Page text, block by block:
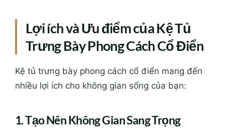
Lợi ích và Ưu điểm của Kệ Tủ
Trưng Bày Phong Cách Cổ Điển
Kệ tủ trưng bày phong cách cổ điển mang đến
nhiều lợi ích cho không gian sống của bạn:
1. Tạo Nên Không Gian Sang Trọng